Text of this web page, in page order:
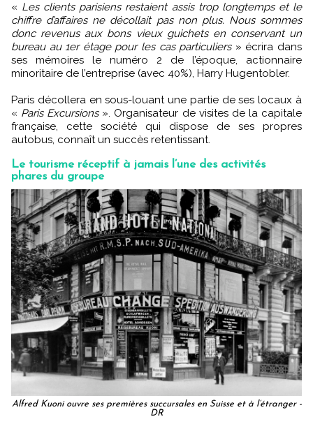
« Les clients parisiens restaient assis trop longtemps et le
chiffre d’affaires ne décollait pas non plus. Nous sommes
donc revenus aux bons vieux guichets en conservant un
bureau au 1er étage pour les cas particuliers» écrira dans
ses mémoires le numéro 2 de l’époque, actionnaire
minoritaire de l’entreprise (avec 40%), Harry Hugentobler.
Paris décollera en sous-louant une partie de ses locaux à
« Paris Excursions». Organisateur de visites de la capitale
française, cette société qui dispose de ses propres
autobus, connaît un succès retentissant.
Le tourisme réceptif à jamais l’une des activités
phares du groupe
Alfred Kuoni ouvre ses premières succursales en Suisse et à l’étranger -
DR